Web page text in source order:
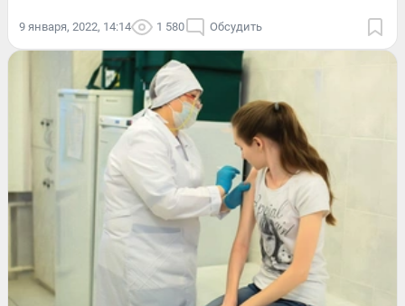
9 января, 2022, 14:14 1 580 Обсудить